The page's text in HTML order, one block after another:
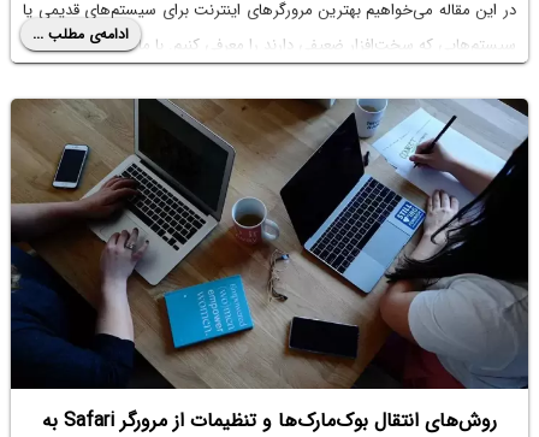
در این مقاله می‌خواهیم بهترین مرورگرهای اینترنت برای سیستم‌های قدیمی یا
سیستم‌هایی که سخت‌افزار ضعیفی دارند را معرفی کنیم. با ما باشید.ادامه‌ی مطلب ...
روش‌های انتقال بوک‌مارک‌ها و تنظیمات از مرورگر Safari به